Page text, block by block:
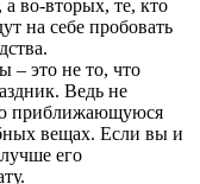
во-вторых, те, кто
на себе пробовать
– это не то, что
Ведь не
приближающуюся
вещах. Если вы и
его